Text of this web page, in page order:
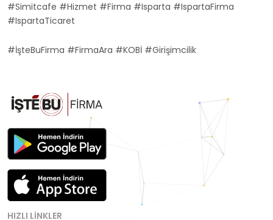
#Simitcafe #Hizmet #Firma #Isparta #IspartaFirma
#IspartaTicaret
#İşteBuFirma #FirmaAra #KOBİ #Girişimcilik
HIZLI LINKLER